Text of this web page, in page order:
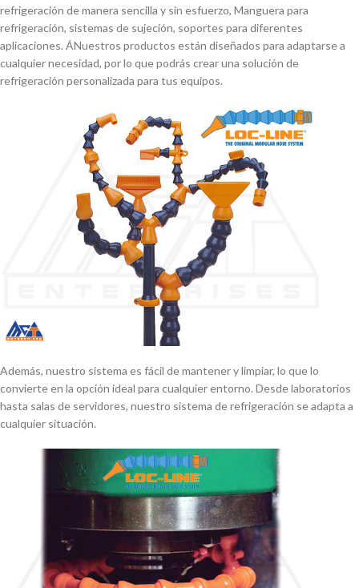
refrigeración de manera sencilla y sin esfuerzo, Manguera para
refrigeración, sistemas de sujeción, soportes para diferentes
aplicaciones. ÁNuestros productos están diseñados para adaptarse a
cualquier necesidad, por lo que podrás crear una solución de
refrigeración personalizada para tus equipos.
Además, nuestro sistema es fácil de mantener y limpiar, lo que lo
convierte en la opción ideal para cualquier entorno. Desde laboratorios
hasta salas de servidores, nuestro sistema de refrigeración se adapta a
cualquier situación.